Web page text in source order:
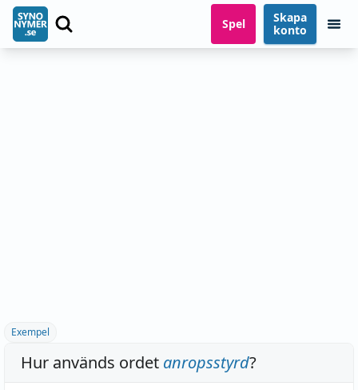
Spel
Skapa
konto
Exempel
Hur används ordet anropsstyrd?